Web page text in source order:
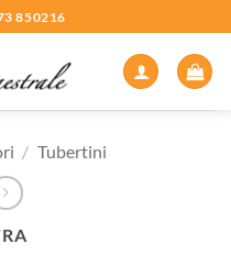
850216
/ Tubertini